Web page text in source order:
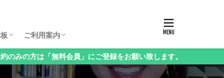
板パスコード
生保護者向け相談会
生保護者向け相談会
生保護者向け相談会
年（3年生以下）保護者向け相談会
様向け相談会
西・地方受験」保護者向け相談会
語」保護者向け相談会
科」保護者向け相談会
立中高一貫校」保護者向け相談会
ンタル」保護者向け相談会
の他」保護者向け相談会
ご利用案内
お申し込み方法・料金
ログイン・お知らせ
会員情報の変更
課金停止と退会の方法
ご利用方法Q&A
ログアウト
会員」にご登録をお願い致します。